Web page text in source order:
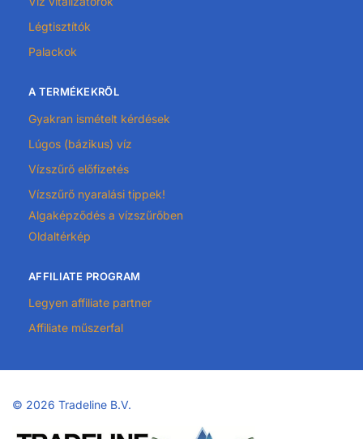
Légtisztítók
Palackok
A TERMÉKEKRŐL
Gyakran ismételt kérdések
Lúgos (bázikus) víz
Vízszűrő előfizetés
Vízszűrő nyaralási tippek!
Algaképződés a vízszűrőben
Oldaltérkép
AFFILIATE PROGRAM
Legyen affiliate partner
Affiliate műszerfal
© 2026 Tradeline B.V.